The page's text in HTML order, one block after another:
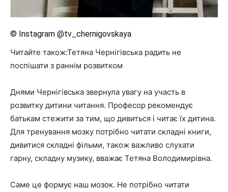
© Instagram @tv_chernigovskaya
Читайте також:Тетяна Чернігівська радить не
поспішати з раннім розвитком
Днями Чернігівська звернула увагу на участь в
розвитку дитини читання. Професор рекомендує
батькам стежити за тим, що дивиться і читає їх дитина.
Для тренування мозку потрібно читати складні книги,
дивитися складні фільми, також важливо слухати
гарну, складну музику, вважає Тетяна Володимирівна.
Саме це формує наш мозок. Не потрібно читати